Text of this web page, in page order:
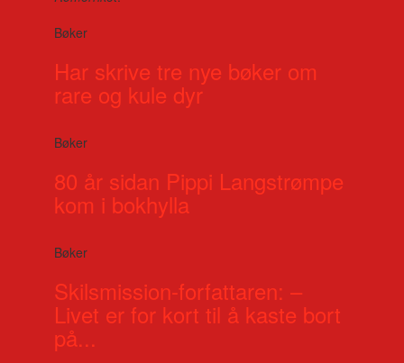
Bøker
Har skrive tre nye bøker om
rare og kule dyr
Bøker
80 år sidan Pippi Langstrømpe
kom i bokhylla
Bøker
Skilsmission-forfattaren: –
Livet er for kort til å kaste bort
på...